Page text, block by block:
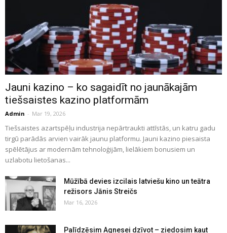
Jauni kazino – ko sagaidīt no jaunākajām
tiešsaistes kazino platformām
Admin - Mar 19, 2026
Tiešsaistes azartspēļu industrija nepārtraukti attīstās, un katru gadu
tirgū parādās arvien vairāk jaunu platformu. Jauni kazino piesaista
spēlētājus ar modernām tehnoloģijām, lielākiem bonusiem un
uzlabotu lietošanas...
Mūžībā devies izcilais latviešu kino un teātra
režisors Jānis Streičs
Mar 16, 2026
Palīdzēsim Agnesei dzīvot – ziedosim kaut